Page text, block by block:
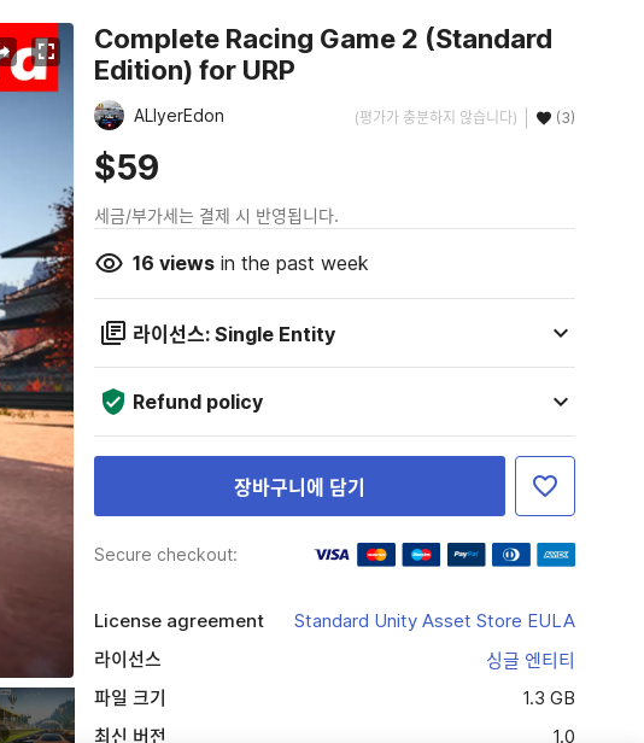
Complete Racing Game 2 (Standard
Edition) for URP
ALIyerEdon (평가가 충분하지 않습니다) (3)
$59
세금/부가세는 결제 시 반영됩니다.
16 viewsin the past week
라이선스: Single Entity
Refund policy
장바구니에 담기
Secure checkout:
License agreement
Standard Unity Asset Store EULA
라이선스
싱글 엔티티
파일 크기
1.3 GB
최신 버전
1.0